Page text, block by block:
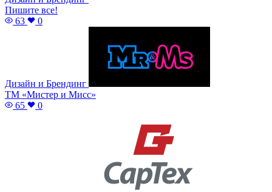
Пишите все!
63
0
Дизайн и Брендинг
ТМ «Мистер и Мисс»
65
0